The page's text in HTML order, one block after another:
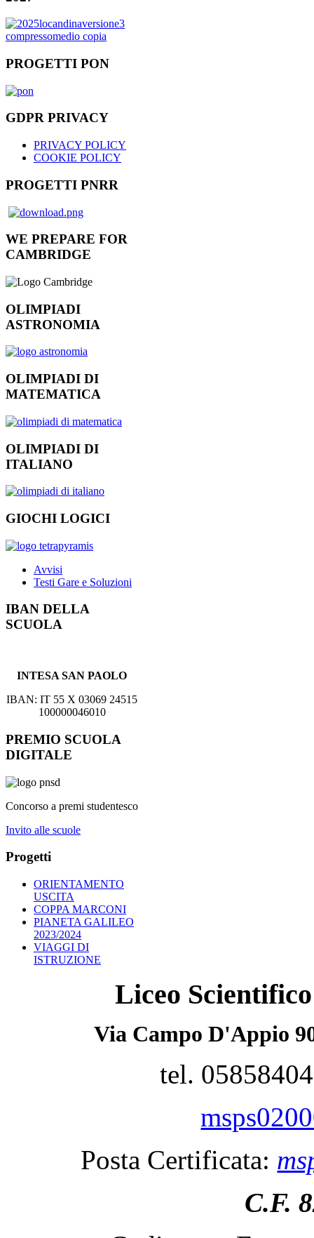
PROGETTI PON
GDPR PRIVACY
PRIVACY POLICY
COOKIE POLICY
PROGETTI PNRR
WE PREPARE FOR
CAMBRIDGE
OLIMPIADI
ASTRONOMIA
OLIMPIADI DI
MATEMATICA
OLIMPIADI DI
ITALIANO
GIOCHI LOGICI
Avvisi
Testi Gare e Soluzioni
IBAN DELLA
SCUOLA
INTESA SAN PAOLO
IBAN: IT 55 X 03069 24515
100000046010
PREMIO SCUOLA
DIGITALE
Concorso a premi studentesco
Invito alle scuole
Progetti
ORIENTAMENTO
USCITA
COPPA MARCONI
PIANETA GALILEO
2023/2024
VIAGGI DI
ISTRUZIONE
Liceo
Via Campo D'Appio
tel.
Posta Certificata:
C.F.